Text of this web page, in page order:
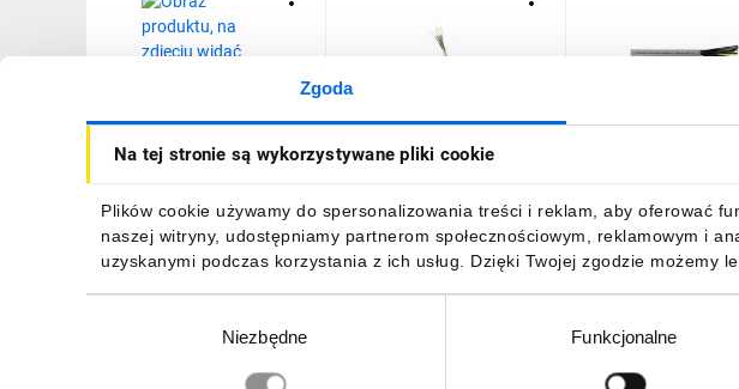
Zgoda
Na tej stronie są wykorzystywane pliki cookie
Plików cookie używamy do spersonalizowania treści i reklam, aby oferować
naszej witryny, udostępniamy partnerom społecznościowym, reklamowym i
uzyskanymi podczas korzystania z ich usług. Dzięki Twojej zgodzie możemy
Niezbędne Funkcjonalne
Przewód sterowniczy JZ-
500 7G1,5 300/500V
12,59 złbrutto
Przewód sterowniczy
OLFLEX CLASSIC 110
13,38 zł brutto 1331,59 zł